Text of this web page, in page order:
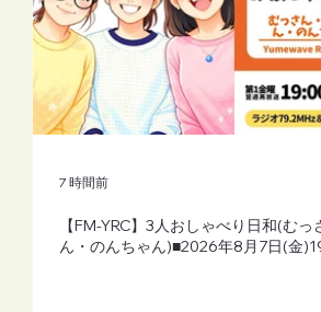
【FM-YRC】3人おしゃべり日和(むっ
ん・のんちゃん)■2026年8月7日(金
7 時間前